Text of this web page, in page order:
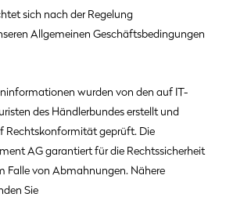
sich nach der Regelung
Allgemeinen Geschäftsbedingungen
wurden von den auf IT-
des Händlerbundes erstellt und
Rechtskonformität geprüft. Die
AG garantiert für die Rechtssicherheit
Falle von Abmahnungen. Nähere
Sie